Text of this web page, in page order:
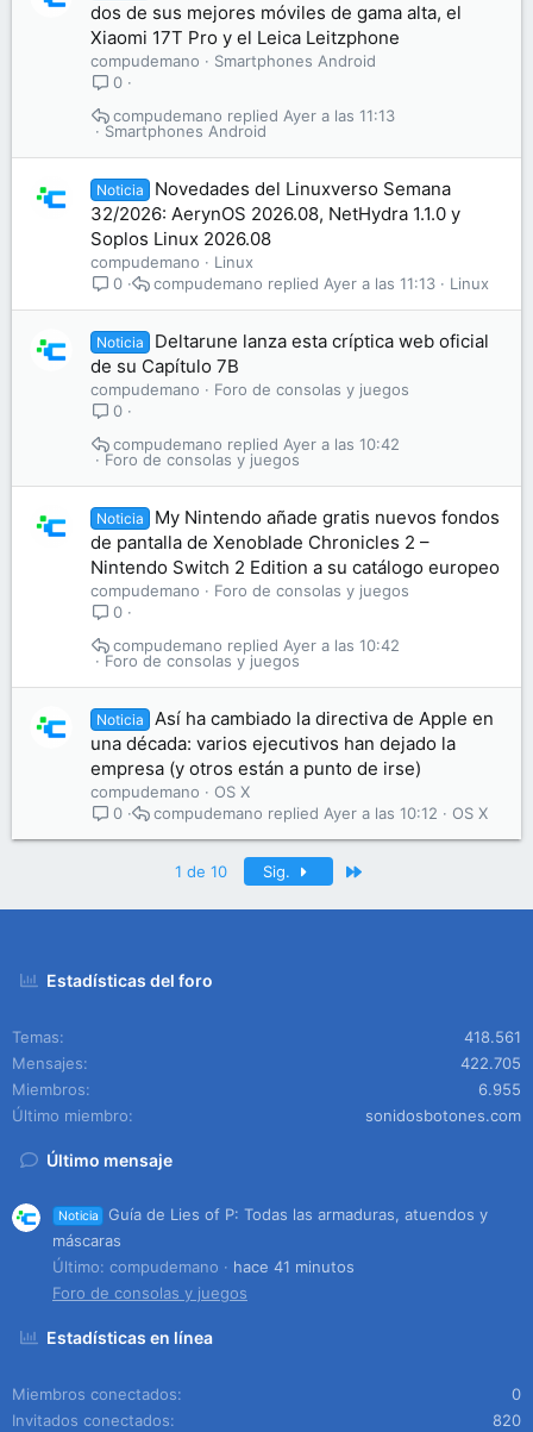
dos de sus mejores móviles de gama alta, el
Xiaomi 17T Pro y el Leica Leitzphone
compudemano
Smartphones Android
0
Smartphones Android
Ayer a las 11:13
compudemano
Noticia
Novedades del Linuxverso Semana
32/2026: AerynOS 2026.08, NetHydra 1.1.0 y
Soplos Linux 2026.08
compudemano
Linux
0
Linux
Ayer a las 11:13
compudemano
Noticia
Deltarune lanza esta críptica web oficial
de su Capítulo 7B
compudemano
Foro de consolas y juegos
0
Foro de consolas y juegos
Ayer a las 10:42
compudemano
Noticia
My Nintendo añade gratis nuevos fondos
de pantalla de Xenoblade Chronicles 2 –
Nintendo Switch 2 Edition a su catálogo europeo
compudemano
Foro de consolas y juegos
0
Foro de consolas y juegos
Ayer a las 10:42
compudemano
Noticia
Así ha cambiado la directiva de Apple en
una década: varios ejecutivos han dejado la
empresa (y otros están a punto de irse)
compudemano
OS X
0
OS X
Ayer a las 10:12
compudemano
1 de 10 Sig.
Estadísticas del foro
Temas
418.561
Mensajes
422.705
Miembros
6.955
Último miembro
sonidosbotones.com
Último mensaje
Noticia
Guía de Lies of P: Todas las armaduras, atuendos y
máscaras
Último: compudemano
hace 41 minutos
Foro de consolas y juegos
Estadísticas en línea
Miembros conectados
0
Invitados conectados
820